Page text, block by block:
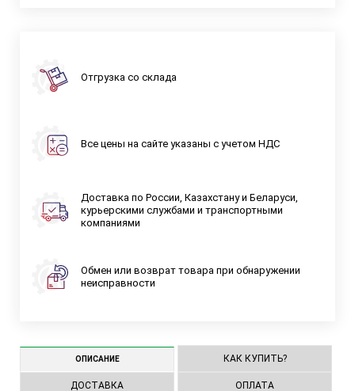
Отгрузка со склада
Все цены на сайте указаны с учетом НДС
Доставка по России, Казахстану и Беларуси,
курьерскими службами и транспортными
компаниями
Обмен или возврат товара при обнаружении
неисправности
ОПИСАНИЕ КАК КУПИТЬ?
ДОСТАВКА ОПЛАТА